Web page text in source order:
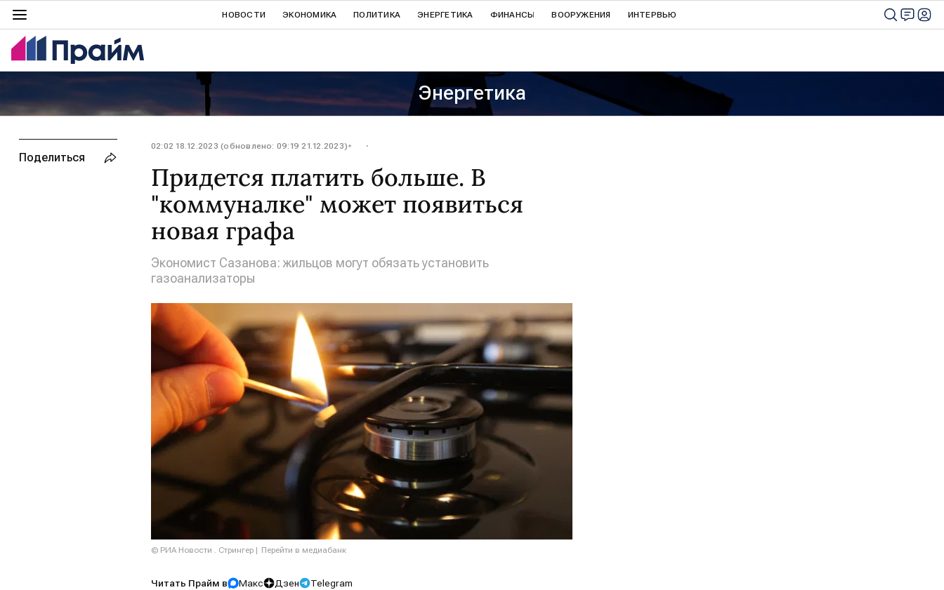
НОВОСТИ ЭКОНОМИКА ПОЛИТИКА ЭНЕРГЕТИКА ФИНАНСЫ ВООРУЖЕНИЯ ИНТЕРВЬЮ
Энергетика
02:02 18.12.2023 (обновлено: 09:19 21.12.2023)
Придется платить больше. В
"коммуналке" может появиться
новая графа
Экономист Сазанова: жильцов могут обязать установить
газоанализаторы
© РИА Новости . Стрингер Перейти в медиабанк
Читать Прайм в Макс Дзен Telegram
Поделиться